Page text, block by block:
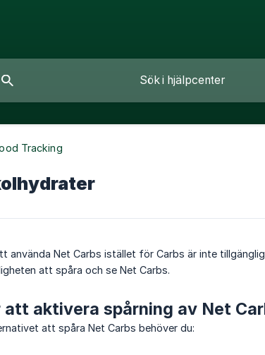
Tracking
använda Net Carbs istället för Carbs är inte
att spåra och se Net Carbs.
att aktivera spårning av Net
att spåra Net Carbs behöver du: